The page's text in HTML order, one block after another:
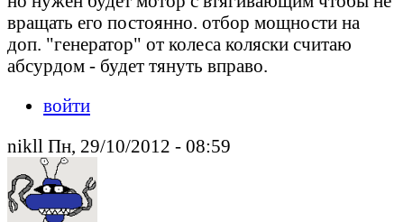
вращать его постоянно. отбор мощности на
доп. "генератор" от колеса коляски считаю
абсурдом - будет тянуть вправо.
войти
nikll Пн, 29/10/2012 - 08:59